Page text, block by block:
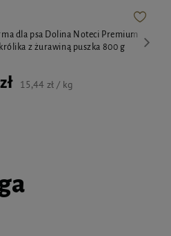
dla psa Dolina Noteci Premium
z żurawiną puszka 800 g
15,44 zł / kg